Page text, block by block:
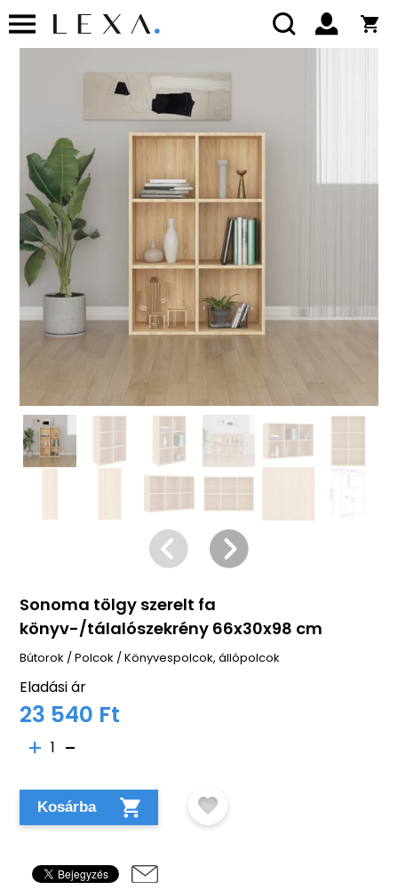
Sonoma tölgy szerelt fa
könyv-/tálalószekrény 66x30x98 cm
Bútorok /Polcok /Könyvespolcok, állópolcok
Eladási ár
23 540 Ft
1
Kosárba